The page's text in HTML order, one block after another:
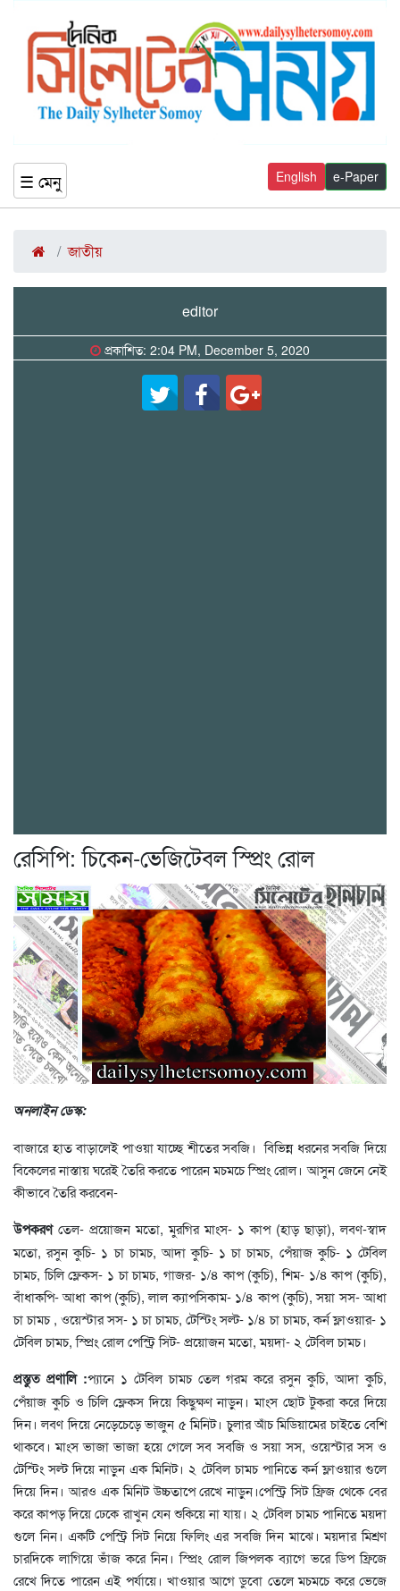
☰ মেনু e-Paper
English
জাতীয়
editor
প্রকাশিত: 2:04 PM, December 5, 2020
রেসিপি: চিকেন-ভেজিটেবল স্প্রিং রোল
অনলাইন ডেস্ক:
বাজারে হাত বাড়ালেই পাওয়া যাচ্ছে শীতের সবজি। বিভিন্ন ধরনের সবজি দিয়ে
বিকেলের নাস্তায় ঘরেই তৈরি করতে পারেন মচমচে স্প্রিং রোল। আসুন জেনে নেই
কীভাবে তৈরি করবেন-
উপকরণ তেল- প্রয়োজন মতো, মুরগির মাংস- ১ কাপ (হাড় ছাড়া), লবণ-স্বাদ
মতো, রসুন কুচি- ১ চা চামচ, আদা কুচি- ১ চা চামচ, পেঁয়াজ কুচি- ১ টেবিল
চামচ, চিলি ফ্লেকস- ১ চা চামচ, গাজর- ১/৪ কাপ (কুচি), শিম- ১/৪ কাপ (কুচি),
বাঁধাকপি- আধা কাপ (কুচি), লাল ক্যাপসিকাম- ১/৪ কাপ (কুচি), সয়া সস- আধা
চা চামচ , ওয়েস্টার সস- ১ চা চামচ, টেস্টিং সল্ট- ১/৪ চা চামচ, কর্ন ফ্লাওয়ার- ১
টেবিল চামচ, স্প্রিং রোল পেস্ট্রি সিট- প্রয়োজন মতো, ময়দা- ২ টেবিল চামচ।
প্রস্তুত প্রণালি :প্যানে ১ টেবিল চামচ তেল গরম করে রসুন কুচি, আদা কুচি,
পেঁয়াজ কুচি ও চিলি ফ্লেকস দিয়ে কিছুক্ষণ নাড়ুন। মাংস ছোট টুকরা করে দিয়ে
দিন। লবণ দিয়ে নেড়েচেড়ে ভাজুন ৫ মিনিট। চুলার আঁচ মিডিয়ামের চাইতে বেশি
থাকবে। মাংস ভাজা ভাজা হয়ে গেলে সব সবজি ও সয়া সস, ওয়েস্টার সস ও
টেস্টিং সল্ট দিয়ে নাড়ুন এক মিনিট। ২ টেবিল চামচ পানিতে কর্ন ফ্লাওয়ার গুলে
দিয়ে দিন। আরও এক মিনিট উচ্চতাপে রেখে নাড়ুন।পেস্ট্রি সিট ফ্রিজ থেকে বের
করে কাপড় দিয়ে ঢেকে রাখুন যেন শুকিয়ে না যায়। ২ টেবিল চামচ পানিতে ময়দা
গুলে নিন। একটি পেস্ট্রি সিট নিয়ে ফিলিং এর সবজি দিন মাঝে। ময়দার মিশ্রণ
চারদিকে লাগিয়ে ভাঁজ করে নিন। স্প্রিং রোল জিপলক ব্যাগে ভরে ডিপ ফ্রিজে
রেখে দিতে পারেন এই পর্যায়ে। খাওয়ার আগে ডুবো তেলে মচমচে করে ভেজে